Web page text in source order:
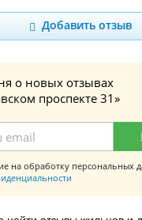
Добавить отзыв
о новых отзывах
проспекте 31»
на обработку персональных